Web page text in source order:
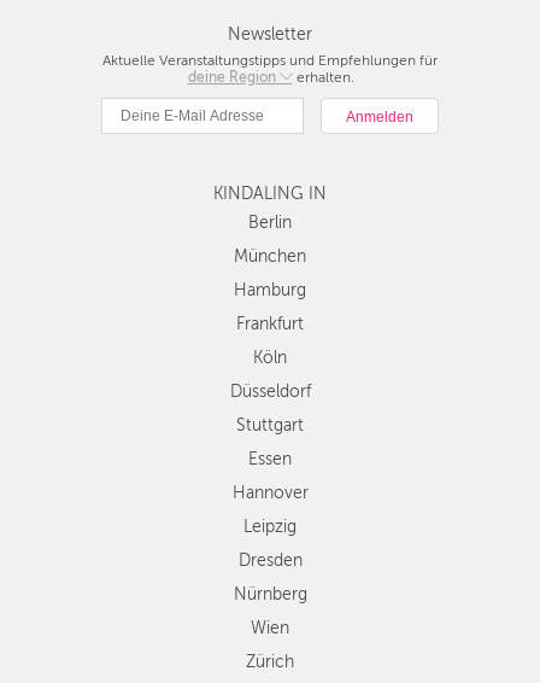
Newsletter
Aktuelle Veranstaltungstipps und Empfehlungen für
deine Region
Berlin
München
Hamburg
Köln
Düsseldorf
Stuttgart
Essen
Dresden
Nürnberg
Wien
Zürich
Andere
Regionen
erhalten.
KINDALING IN
Berlin
München
Hamburg
Frankfurt
Köln
Düsseldorf
Stuttgart
Essen
Hannover
Leipzig
Dresden
Nürnberg
Wien
Zürich